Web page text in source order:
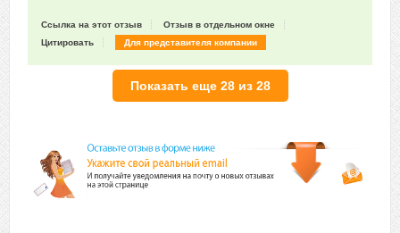
Ссылка на этот отзыв
Отзыв в отдельном окне
Цитировать
Для представителя компании
Показать еще 28 из 28